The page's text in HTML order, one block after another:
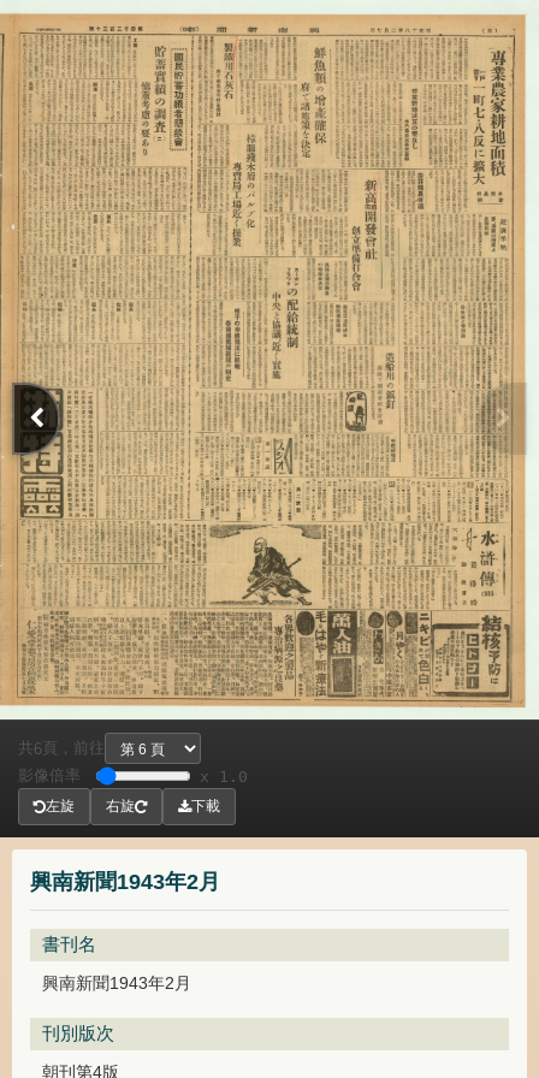
興南新聞1943年2月
書刊名
興南新聞1943年2月
刊別版次
朝刊第4版
共 6頁， 前往
影像倍率
x 1.0
左旋 右旋 下載